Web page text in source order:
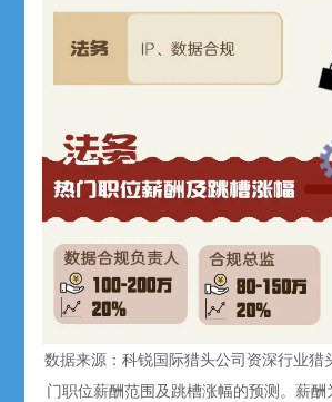
数据来源：科锐国际猎头公司资深行业猎
门职位薪酬范围及跳槽涨幅的预测。薪